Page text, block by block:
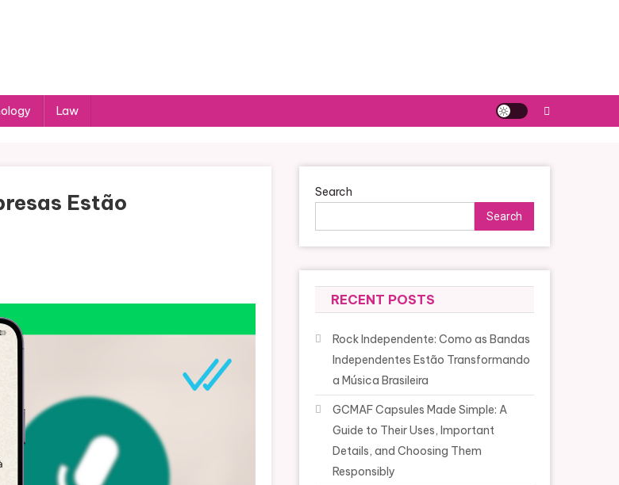
Law
Estão
Search
Search
RECENT POSTS
Rock Independente: Como as Bandas
Independentes Estão Transformando
a Música Brasileira
GCMAF Capsules Made Simple: A
Guide to Their Uses, Important
Details, and Choosing Them
Responsibly